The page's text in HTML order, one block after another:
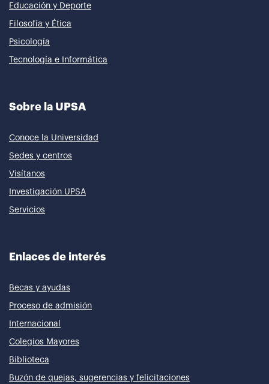
Educación y Deporte
Filosofía y Ética
Psicología
Tecnología e Informática
Sobre la UPSA
Conoce la Universidad
Sedes y centros
Visítanos
Investigación UPSA
Servicios
Enlaces de interés
Becas y ayudas
Proceso de admisión
Internacional
Colegios Mayores
Biblioteca
Buzón de quejas, sugerencias y felicitaciones